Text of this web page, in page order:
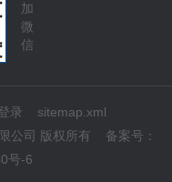
加
微
信
录
sitemap.xml
公司 版权所有 备案号：
号-6